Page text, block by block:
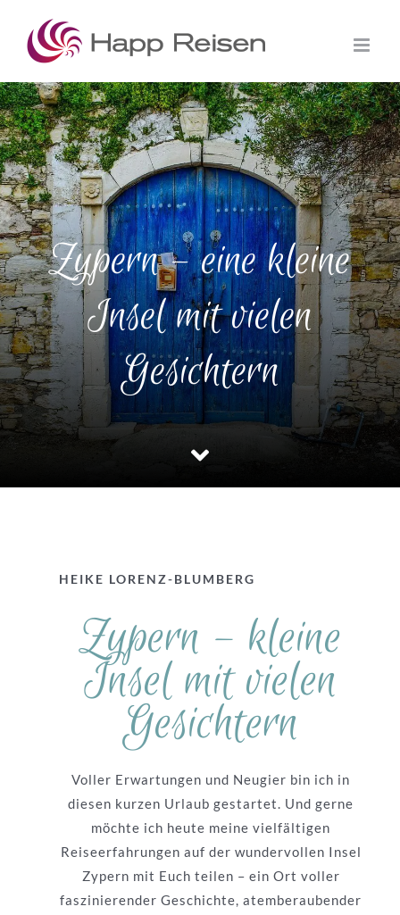
Inhalt
springen
Zypern – eine kleine
Insel mit vielen
Gesichtern
EuropaMittelmeer
HEIKE LORENZ-BLUMBERG
Zypern – kleine
Insel mit vielen
Gesichtern
Voller Erwartungen und Neugier bin ich in
diesen kurzen Urlaub gestartet. Und gerne
möchte ich heute meine vielfältigen
Reiseerfahrungen auf der wundervollen Insel
Zypern mit Euch teilen – ein Ort voller
faszinierender Geschichte, atemberaubender